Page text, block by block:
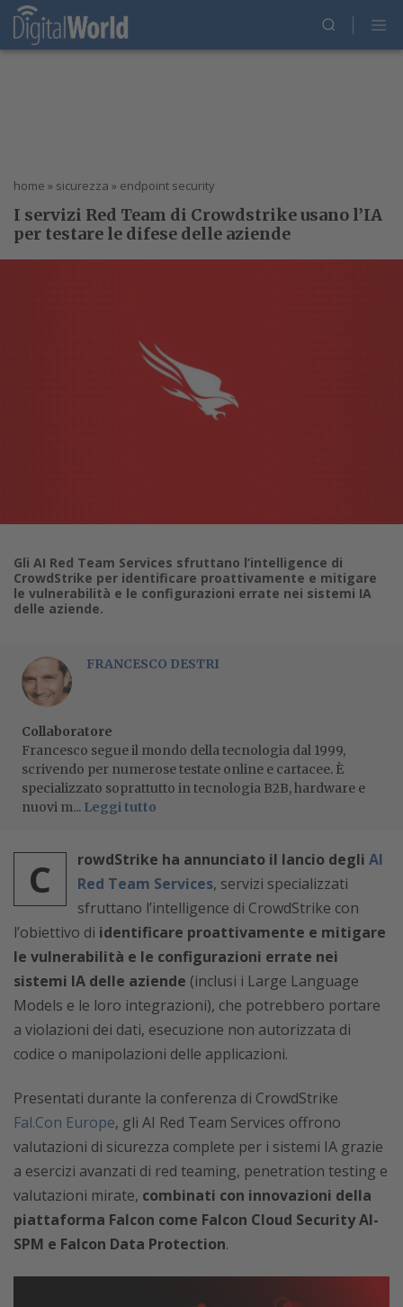
home » sicurezza » endpoint security
I servizi Red Team di Crowdstrike usano l’IA
per testare le difese delle aziende
Gli AI Red Team Services sfruttano l’intelligence di
CrowdStrike per identificare proattivamente e mitigare
le vulnerabilità e le configurazioni errate nei sistemi IA
delle aziende.
FRANCESCO DESTRI
Collaboratore
Francesco segue il mondo della tecnologia dal 1999,
scrivendo per numerose testate online e cartacee. È
specializzato soprattutto in tecnologia B2B, hardware e
nuovi m... Leggi tutto
C rowdStrike ha annunciato il lancio degli AI
Red Team Services, servizi specializzati
sfruttano l’intelligence di CrowdStrike con
l’obiettivo di identificare proattivamente e mitigare
le vulnerabilità e le configurazioni errate nei
sistemi IA delle aziende (inclusi i Large Language
Models e le loro integrazioni), che potrebbero portare
a violazioni dei dati, esecuzione non autorizzata di
codice o manipolazioni delle applicazioni.
Presentati durante la conferenza di CrowdStrike
Fal.Con Europe, gli AI Red Team Services offrono
valutazioni di sicurezza complete per i sistemi IA grazie
a esercizi avanzati di red teaming, penetration testing e
valutazioni mirate, combinati con innovazioni della
piattaforma Falcon come Falcon Cloud Security AI-
SPM e Falcon Data Protection.